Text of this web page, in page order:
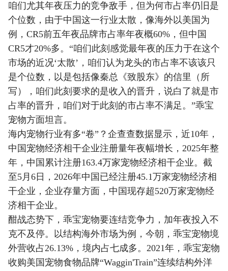
咱们尤其年夜压力的竞争敌手，但为何市占率仍旧是
个位数，由于中国这一行业太散，像海外以美国为
例，CR5前五年夜品牌市占率年夜概60%，但中国
CR5才20%多。“咱们此刻感觉最年夜的压力于在这个
市场的近况‘太散’，咱们认为龙头的市占率不该该只
是个位数，以是包括像秦总《致股东》的信里（所
写），咱们此刻要求的是收入的晋升，说白了就是市
占率的晋升，咱们对于此刻的市占率不满足。”乖宝
宠物方面坦言。
海内宠物行业有多“卷”？企查查数据显示，近10年，
中国宠物经济相干企业注册量年夜幅增长，2025年整
年，中国累计注册163.4万家宠物经济相干企业。截
至5月6日，2026年中国已经注册45.1万家宠物经济相
干企业，企业存量方面，中国现存超520万家宠物经
济相干企业。
酣战态势下，乖宝宠物要连结竞争力，加年夜投入不
克不及停。以结构海外市场为例，今朝，乖宝宠物境
外营收占26.13%，境内占七成多。2021年，乖宝宠物
收购美国宠物食物品牌“Waggin'Train”连续结构外洋